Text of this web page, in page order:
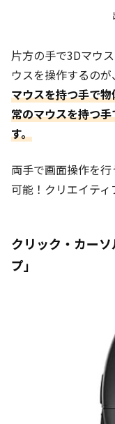
片方の手で3Dマウ
ウスを操作するのが
マウスを持つ手で
常のマウスを持つ
す。
両手で画面操作を
可能！クリエイティ
クリック・カー
プ」